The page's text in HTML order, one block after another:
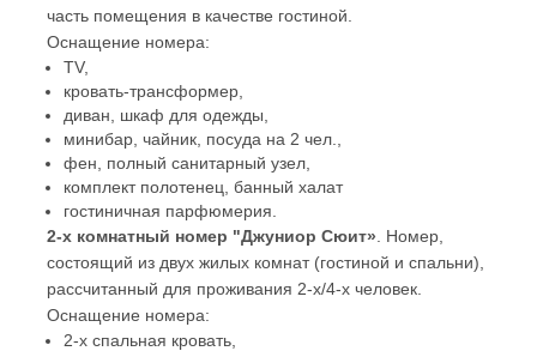
часть помещения в качестве гостиной.
Оснащение номера:
TV,
кровать-трансформер,
диван, шкаф для одежды,
минибар, чайник, посуда на 2 чел.,
фен, полный санитарный узел,
комплект полотенец, банный халат
гостиничная парфюмерия.
2-х комнатный номер "Джуниор Сюит» . Номер,
состоящий из двух жилых комнат (гостиной и спальни),
рассчитанный для проживания 2-х/4-х человек.
Оснащение номера:
2-х спальная кровать,